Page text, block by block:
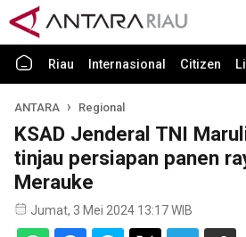
Riau Internasional Citizen
ANTARA Regional
KSAD Jenderal TNI
tinjau persiapan panen
Merauke
Jumat, 3 Mei 2024 13:17 WIB